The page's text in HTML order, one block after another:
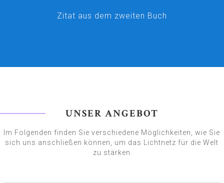
Zitat aus dem zweiten Buch
UNSER ANGEBOT
Im Folgenden finden Sie verschiedene Möglichkeiten, wie Sie
sich uns anschließen können, um das Lichtnetz für die Welt
zu stärken